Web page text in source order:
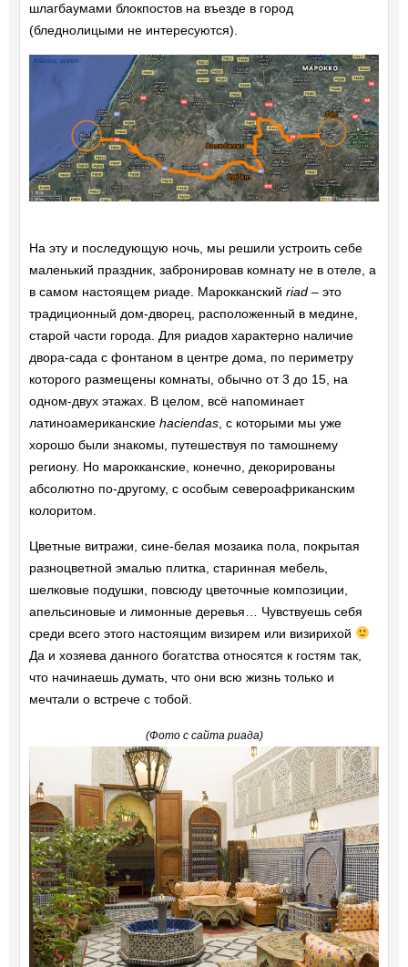
шлагбаумами блокпостов на въезде в город
(бледнолицыми не интересуются).
На эту и последующую ночь, мы решили устроить себе
маленький праздник, забронировав комнату не в отеле, а
в самом настоящем риаде. Марокканский riad– это
традиционный дом-дворец, расположенный в медине,
старой части города. Для риадов характерно наличие
двора-сада с фонтаном в центре дома, по периметру
которого размещены комнаты, обычно от 3 до 15, на
одном-двух этажах. В целом, всё напоминает
латиноамериканские haciendas, с которыми мы уже
хорошо были знакомы, путешествуя по тамошнему
региону. Но марокканские, конечно, декорированы
абсолютно по-другому, с особым североафриканским
колоритом.
Цветные витражи, сине-белая мозаика пола, покрытая
разноцветной эмалью плитка, старинная мебель,
шелковые подушки, повсюду цветочные композиции,
апельсиновые и лимонные деревья… Чувствуешь себя
среди всего этого настоящим визирем или визирихой
Да и хозяева данного богатства относятся к гостям так,
что начинаешь думать, что они всю жизнь только и
мечтали о встрече с тобой.
(Фото с сайта риада)